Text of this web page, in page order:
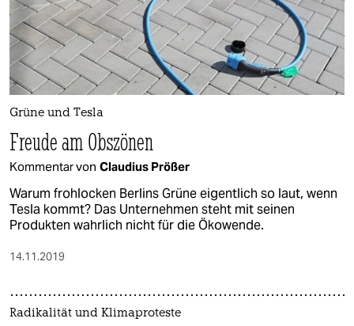
Grüne und Tesla
Freude am Obszönen
Kommentar von Claudius Prößer
Warum frohlocken Berlins Grüne eigentlich so laut, wenn
Tesla kommt? Das Unternehmen steht mit seinen
Produkten wahrlich nicht für die Ökowende.
14.11.2019
Radikalität und Klimaproteste